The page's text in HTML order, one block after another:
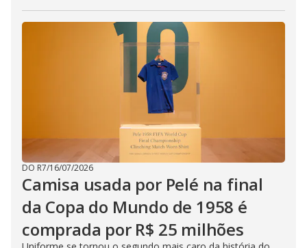
DO R7/16/07/2026
Camisa usada por Pelé na final
da Copa do Mundo de 1958 é
comprada por R$ 25 milhões